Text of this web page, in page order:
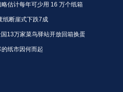
估计每年可少用 16 万个纸箱
纸断崖式下跌7成
13万家菜鸟驿站开放回箱换蛋
纸市因何而起